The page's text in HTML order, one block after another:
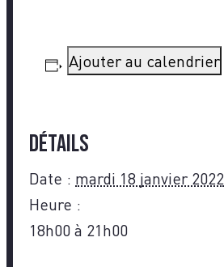
Ajouter au calendrier
Détails
Date : mardi 18 janvier 2022
Heure :
18h00 à 21h00